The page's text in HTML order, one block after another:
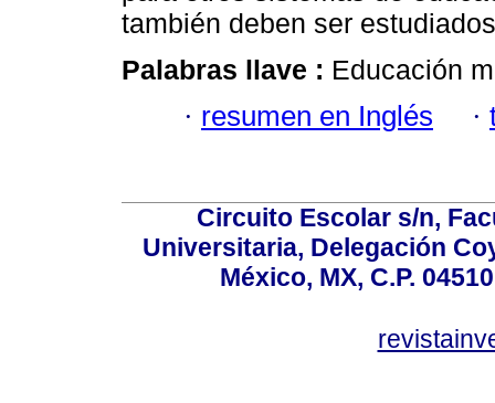
también deben ser
Palabras llave : Educación
· resumen en Inglés ·
Circuito Escolar s/n,
Universitaria, Delegación
México, MX, C.P.